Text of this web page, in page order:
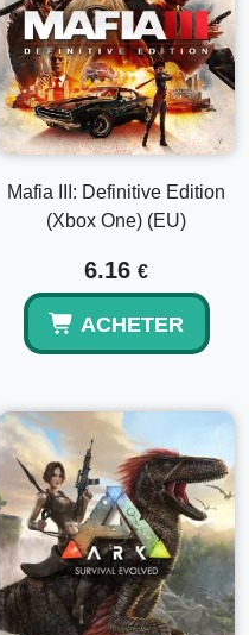
Mafia III: Definitive Edition
(Xbox One) (EU)
6.16 €
ACHETER